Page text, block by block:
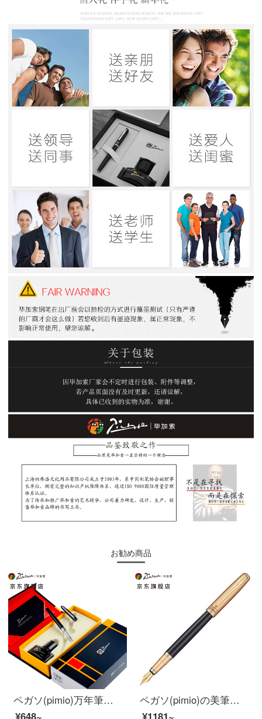
お勧め商品
ペガソ(pimio)万年筆ギフトボックスインキセット男性女性の署名ペン財務特細筆0.38 mmペン先605明るい黒
¥648~
ペガソ(pimio)の美筆の曲がった先の書道の万年筆の男性の女性の習字の成人の学生はペンの1.0 mmアテネの皇朝のシリーズの906霧の金を使います
¥1181~